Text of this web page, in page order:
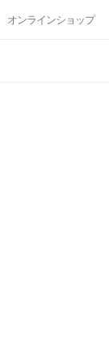
オンラインショップ